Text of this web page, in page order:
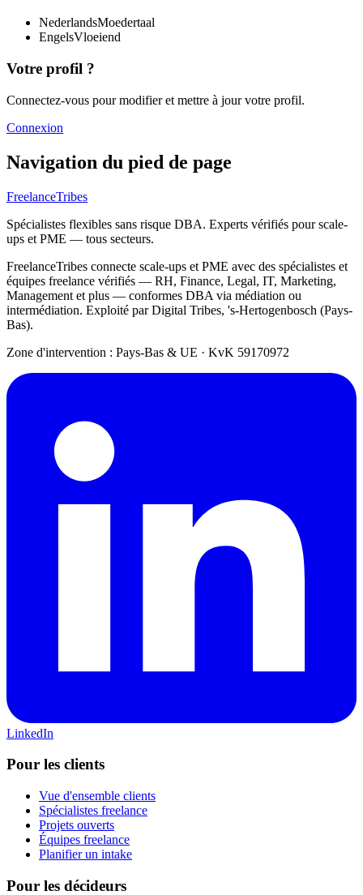
NederlandsMoedertaal
EngelsVloeiend
Votre profil ?
Connectez-vous pour modifier et mettre à jour votre profil.
Connexion
Navigation du pied de page
FreelanceTribes
Spécialistes flexibles sans risque DBA. Experts vérifiés pour scale-
ups et PME — tous secteurs.
FreelanceTribes connecte scale-ups et PME avec des spécialistes et
équipes freelance vérifiés — RH, Finance, Legal, IT, Marketing,
Management et plus — conformes DBA via médiation ou
intermédiation. Exploité par Digital Tribes, 's-Hertogenbosch (Pays-
Bas).
Zone d'intervention : Pays-Bas & UE · KvK 59170972
LinkedIn
Pour les clients
Vue d'ensemble clients
Spécialistes freelance
Projets ouverts
Équipes freelance
Planifier un intake
Pour les décideurs